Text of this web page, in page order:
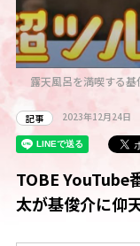
露天風呂を満喫する
記事 2023年12月24日
TOBE YouTube
太が基俊介に仰